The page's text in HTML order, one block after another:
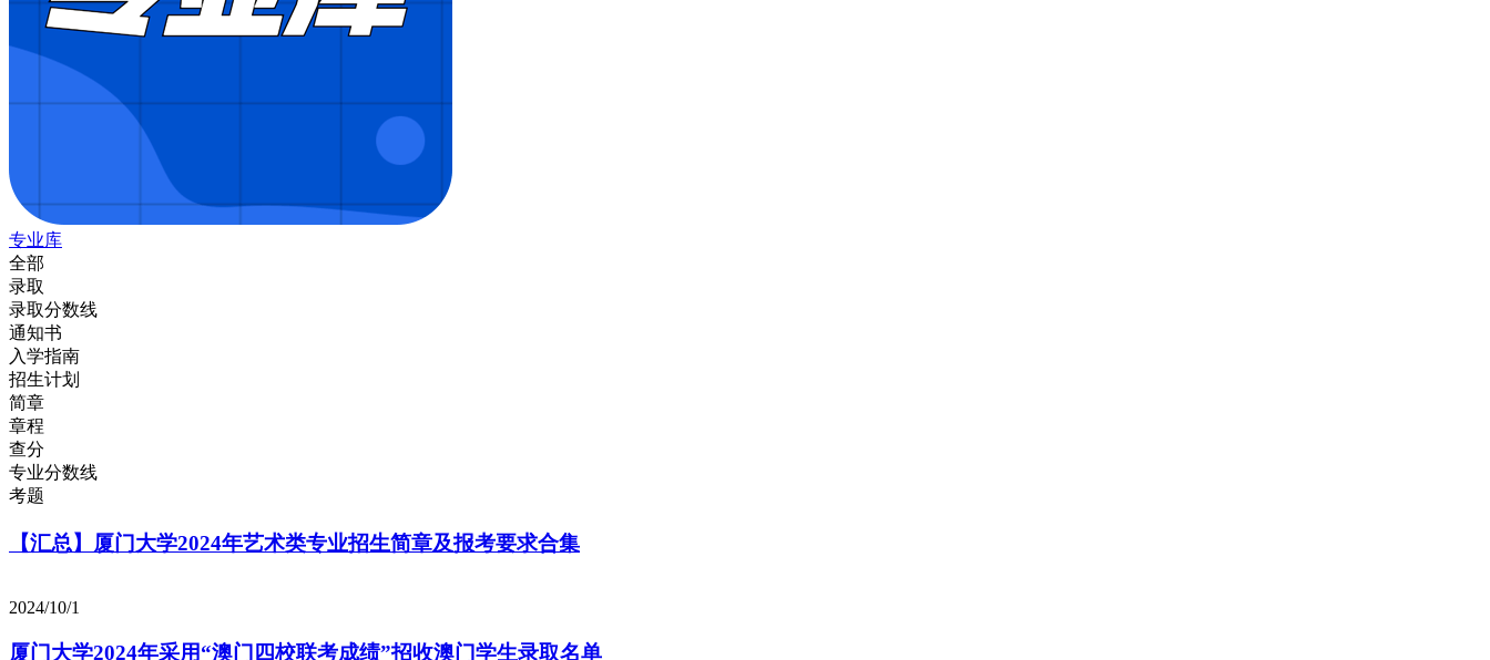
专业库
全部
录取
录取分数线
通知书
入学指南
招生计划
简章
章程
查分
专业分数线
考题
【汇总】厦门大学2024年艺术类专业招生简章及报考要求合集
2024/10/1
厦门大学2024年采用“澳门四校联考成绩”招收澳门学生录取名单